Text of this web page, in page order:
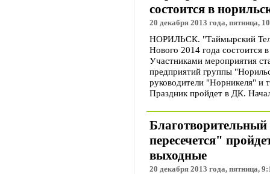
состоится в
20 декабря 2013 года, пятница,
НОРИЛЬСК. "Таймырский
Нового 2014 года состоится
Участниками мероприятия
предприятий группы
руководители "Норникеля" и
Праздник пройдет в ДК.
пересечется"
выходные
20 декабря 2013 года, пятница,